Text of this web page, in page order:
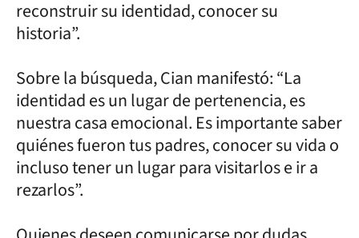
reconstruir su identidad, conocer su
historia”.
Sobre la búsqueda, Cian manifestó: “La
identidad es un lugar de pertenencia, es
nuestra casa emocional. Es importante saber
quiénes fueron tus padres, conocer su vida o
incluso tener un lugar para visitarlos e ir a
rezarlos”.